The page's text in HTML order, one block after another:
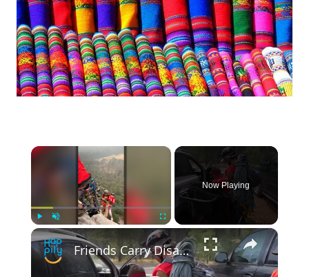
×
Play Unmute Fullscreen
Now Playing
×
Friends Carry Disabled Man Up El Capitan Mountain | Happily TV